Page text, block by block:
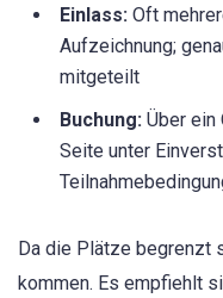
Einlass: Oft
Aufzeichnung;
mitgeteilt
Buchung: Über ein
Seite unter
Da die Plätze begrenzt
kommen. Es empfiehlt